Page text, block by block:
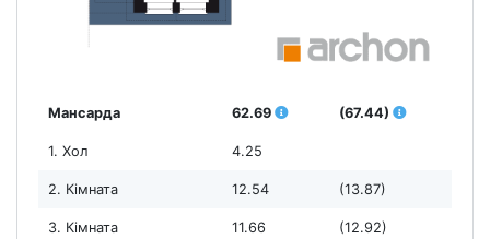
Мансарда 62.69 (67.44)
1. Хол 4.25
2. Кімната 12.54 (13.87)
3. Кімната 11.66 (12.92)